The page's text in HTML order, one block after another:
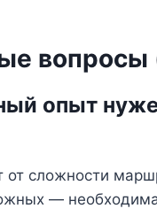
вопросы
опыт
сложности
—